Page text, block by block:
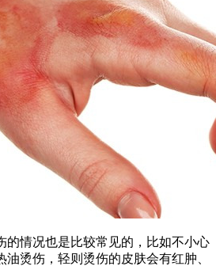
情况也是比较常见的，比如不小心
烫伤，轻则烫伤的皮肤会有红肿、